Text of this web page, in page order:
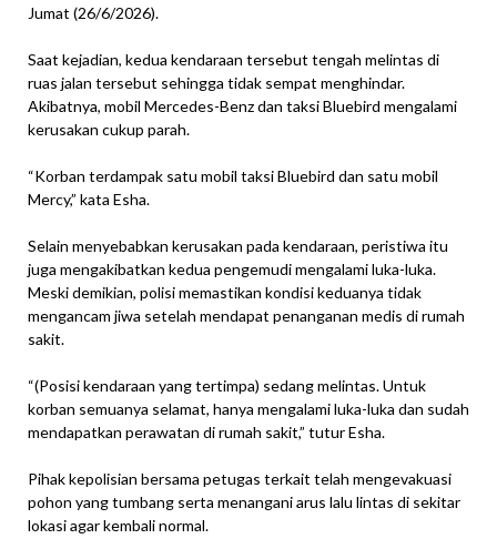
Jumat (26/6/2026).
Saat kejadian, kedua kendaraan tersebut tengah melintas di
ruas jalan tersebut sehingga tidak sempat menghindar.
Akibatnya, mobil Mercedes-Benz dan taksi Bluebird mengalami
kerusakan cukup parah.
“Korban terdampak satu mobil taksi Bluebird dan satu mobil
Mercy,” kata Esha.
Selain menyebabkan kerusakan pada kendaraan, peristiwa itu
juga mengakibatkan kedua pengemudi mengalami luka-luka.
Meski demikian, polisi memastikan kondisi keduanya tidak
mengancam jiwa setelah mendapat penanganan medis di rumah
sakit.
“(Posisi kendaraan yang tertimpa) sedang melintas. Untuk
korban semuanya selamat, hanya mengalami luka-luka dan sudah
mendapatkan perawatan di rumah sakit,” tutur Esha.
Pihak kepolisian bersama petugas terkait telah mengevakuasi
pohon yang tumbang serta menangani arus lalu lintas di sekitar
lokasi agar kembali normal.